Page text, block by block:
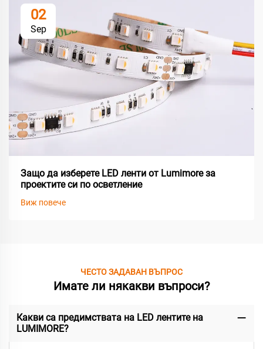
02
Sep
Защо да изберете LED ленти от Lumimore за
проектите си по осветление
Виж повече
ЧЕСТО ЗАДАВАН ВЪПРОС
Имате ли някакви въпроси?
Какви са предимствата на LED лентите на
LUMIMORE?